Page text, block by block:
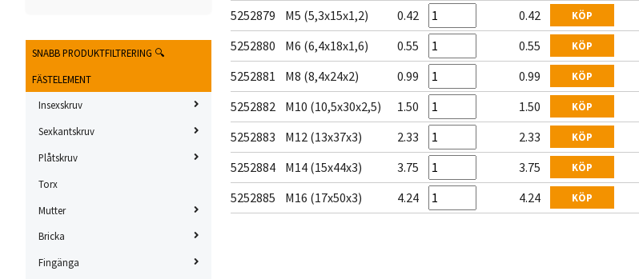
SNABB PRODUKTFILTRERING 🔍
FÄSTELEMENT
Insexskruv
Sexkantskruv
Plåtskruv
Torx
Mutter
Bricka
Fingänga
5252879 M5 (5,3x15x1,2) 0.42 0.42 KÖP
5252880 M6 (6,4x18x1,6) 0.55 0.55 KÖP
5252881 M8 (8,4x24x2) 0.99 0.99 KÖP
5252882 M10 (10,5x30x2,5) 1.50 1.50 KÖP
5252883 M12 (13x37x3) 2.33 2.33 KÖP
5252884 M14 (15x44x3) 3.75 3.75 KÖP
5252885 M16 (17x50x3) 4.24 4.24 KÖP